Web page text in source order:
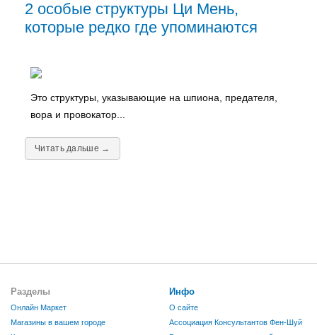
2 особые структуры Ци Мень,
которые редко где упоминаются
Это структуры, указывающие на шпиона, предателя,
вора и провокатор...
Читать дальше →
Разделы
Онлайн Маркет
Магазины в вашем городе
Инфо
О сайте
Ассоциация Консультантов Фен-Шуй